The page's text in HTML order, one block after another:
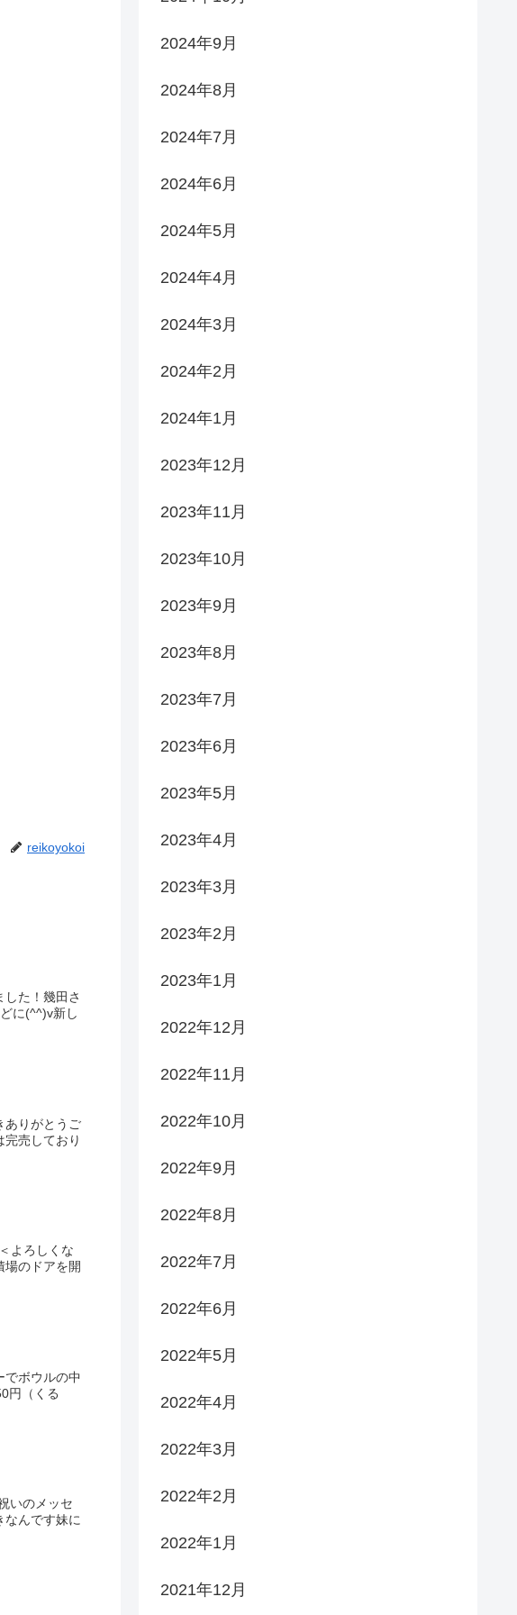
reikoyokoi
た！幾田さ
に(^^)v新し
ありがとうご
売しており
よろしくな
のドアを開
でボウルの中
円（くる
いのメッセ
んです妹に
2024年9月
2024年8月
2024年7月
2024年6月
2024年5月
2024年4月
2024年3月
2024年2月
2024年1月
2023年12月
2023年11月
2023年10月
2023年9月
2023年8月
2023年7月
2023年6月
2023年5月
2023年4月
2023年3月
2023年2月
2023年1月
2022年12月
2022年11月
2022年10月
2022年9月
2022年8月
2022年7月
2022年6月
2022年5月
2022年4月
2022年3月
2022年2月
2022年1月
2021年12月